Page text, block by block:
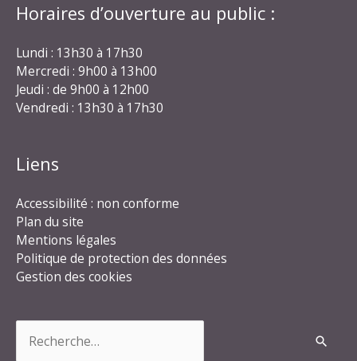
Horaires d’ouverture au public :
Lundi : 13h30 à 17h30
Mercredi : 9h00 à 13h00
Jeudi : de 9h00 à 12h00
Vendredi : 13h30 à 17h30
Liens
Accessibilité : non conforme
Plan du site
Mentions légales
Politique de protection des données
Gestion des cookies